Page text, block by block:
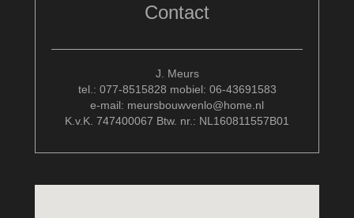
Contact
J. Meurs
tel.: 077-8515828 mobiel: 06-43691583
e-mail: meursbouwvenlo@home.nl
K.v.K. 747400067 Btw. nr.: NL160811557B01